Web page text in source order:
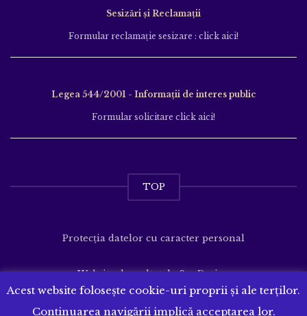
Sesizări și Reclamații
Formular reclamație sesizare : click aici!
Legea 544/2001 - Informații de interes public
Formular solicitare click aici!
TOP
Protecția datelor cu caracter personal
Website dezvoltat deSenDesign
Acest website folosește cookie-uri proprii și ale terților.
Continuarea navigării implică acceptarea lor.